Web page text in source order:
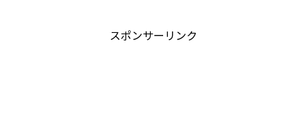
スポンサーリンク